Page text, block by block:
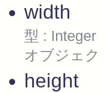
width
型 : Integer
オブジェク
height